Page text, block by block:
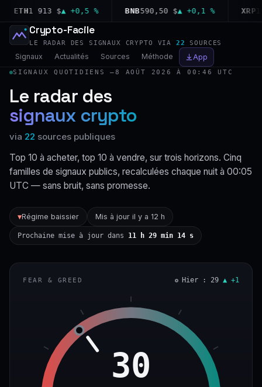
ETH1 913 $▲ +0,5 % BNB590,50 $▲ +0,1 % XRP
Crypto-Facile
LE RADAR DES SIGNAUX CRYPTO VIA 22 SOURCES
Signaux Actualités Sources Méthode App
SIGNAUX QUOTIDIENS —8 AOÛT 2026 À 00:46 UTC
Le radar des
signaux crypto
via 22 sources publiques
Top 10 à acheter, top 10 à vendre, sur trois horizons. Cinq
familles de signaux publics, recalculées chaque nuit à 00:05
UTC — sans bruit, sans promesse.
▼Régime baissier Mis à jour il y a 12 h
Prochaine mise à jour dans 11 h 29 min 13 s
FEAR & GREED Hier : 29 ▲ +1
30